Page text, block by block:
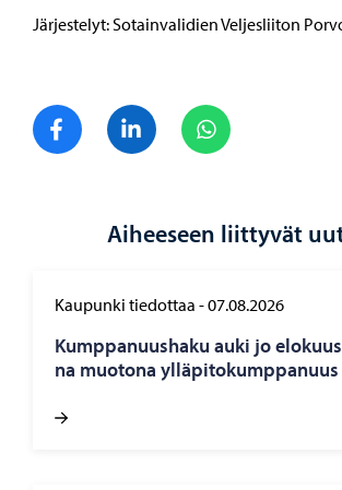
Järjestelyt: Sotainvalidien Veljesliiton
Jaa FacebookJaa LinkedIn
Aiheeseen liittyvät
Kaupunki tiedottaa -07.08.2026
Kump­pa­nuus­ha­ku auki jo
na muo­to­na yl­lä­pi­to­kump­pa­nuus